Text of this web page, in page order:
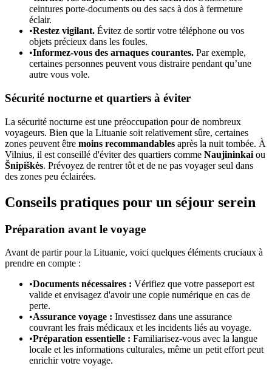
ceintures porte-documents ou des sacs à dos à fermeture
éclair.
•Restez vigilant. Évitez de sortir votre téléphone ou vos
objets précieux dans les foules.
•Informez-vous des arnaques courantes. Par exemple,
certaines personnes peuvent vous distraire pendant qu’une
autre vous vole.
Sécurité nocturne et quartiers à éviter
La sécurité nocturne est une préoccupation pour de nombreux
voyageurs. Bien que la Lituanie soit relativement sûre, certaines
zones peuvent être moins recommandables après la nuit tombée. À
Vilnius, il est conseillé d'éviter des quartiers comme Naujininkai ou
Šnipiškės. Prévoyez de rentrer tôt et de ne pas voyager seul dans
des zones peu éclairées.
Conseils pratiques pour un séjour serein
Préparation avant le voyage
Avant de partir pour la Lituanie, voici quelques éléments cruciaux à
prendre en compte :
•Documents nécessaires : Vérifiez que votre passeport est
valide et envisagez d'avoir une copie numérique en cas de
perte.
•Assurance voyage : Investissez dans une assurance
couvrant les frais médicaux et les incidents liés au voyage.
•Préparation essentielle : Familiarisez-vous avec la langue
locale et les informations culturales, même un petit effort peut
enrichir votre voyage.